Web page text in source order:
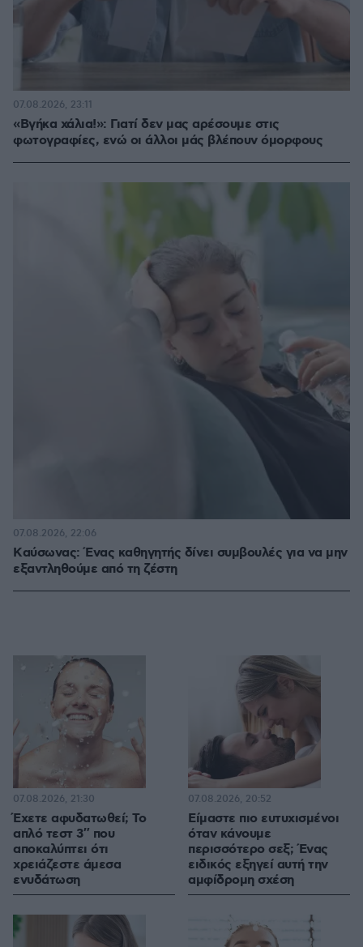
«Βγήκα χάλια!»: Γιατί δεν μας αρέσουμε στις
φωτογραφίες, ενώ οι άλλοι μάς βλέπουν όμορφους
07.08.2026, 23:11
Kαύσωνας: Ένας καθηγητής δίνει συμβουλές για να μην
εξαντληθούμε από τη ζέστη
07.08.2026, 22:06
Έχετε αφυδατωθεί; Το
απλό τεστ 3″ που
αποκαλύπτει ότι
χρειάζεστε άμεσα
ενυδάτωση
07.08.2026, 21:30
Είμαστε πιο ευτυχισμένοι
όταν κάνουμε
περισσότερο σεξ; Ένας
ειδικός εξηγεί αυτή την
αμφίδρομη σχέση
07.08.2026, 20:52